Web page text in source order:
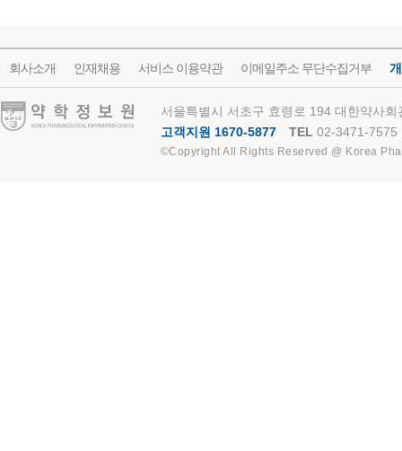
회사소개 인재채용 서비스 이용약관 이메일주소 무단수집거부
약학정보원
서울특별시 서초구 효령로 194 대한약사
고객지원 1670-5877
TEL 02-3471-7575
©Copyright All Rights Reserved @ Korea